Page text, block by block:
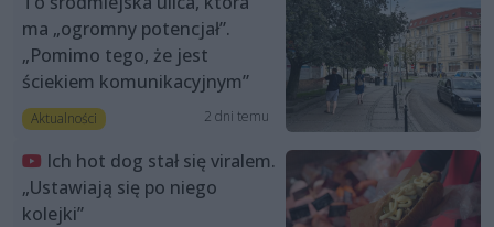
ma „ogromny potencjał”.
„Pomimo tego, że jest
ściekiem komunikacyjnym”
Aktualności 2 dni temu
Ich hot dog stał się viralem.
„Ustawiają się po niego
kolejki”